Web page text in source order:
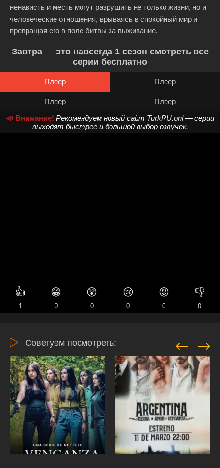
ненависть и месть могут разрушить не только жизни, но и
человеческие отношения, врываясь в спокойный мир и
превращая его в поле битвы за выживание.
Завтра — это навсегда 1 сезон смотреть все
серии бесплатно
Плеер Плеер
Плеер
Плеер
📣 Внимание! Рекомендуем новый сайт TurkRU.onl— серии
выходят быстрее и большой выбор озвучек.
👍
1
😁
0
😲
0
😢
0
😡
0
👎
0
Советуем посмотреть: